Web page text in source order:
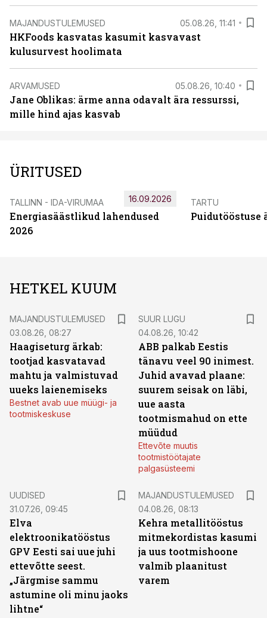
MAJANDUSTULEMUSED 05.08.26, 11:41
HKFoods kasvatas kasumit kasvavast
kulusurvest hoolimata
ARVAMUSED 05.08.26, 10:40
Jane Oblikas: ärme anna odavalt ära ressurssi,
mille hind ajas kasvab
ÜRITUSED
TALLINN - IDA-VIRUMAA
Energiasäästlikud lahendused
2026
16.09.2026 TARTU
Puidutööstuse
HETKEL KUUM
MAJANDUSTULEMUSED
03.08.26, 08:27
Haagiseturg ärkab:
tootjad kasvatavad
mahtu ja valmistuvad
uueks laienemiseks
Bestnet avab uue müügi- ja
tootmiskeskuse
SUUR LUGU
04.08.26, 10:42
ABB palkab Eestis
tänavu veel 90 inimest.
Juhid avavad plaane:
suurem seisak on läbi,
uue aasta
tootmismahud on ette
müüdud
Ettevõte muutis
tootmistöötajate
palgasüsteemi
UUDISED
31.07.26, 09:45
Elva
elektroonikatööstus
GPV Eesti sai uue juhi
ettevõtte seest.
„Järgmise sammu
astumine oli minu jaoks
lihtne“
MAJANDUSTULEMUSED
04.08.26, 08:13
Kehra metallitööstus
mitmekordistas kasumi
ja uus tootmishoone
valmib plaanitust
varem